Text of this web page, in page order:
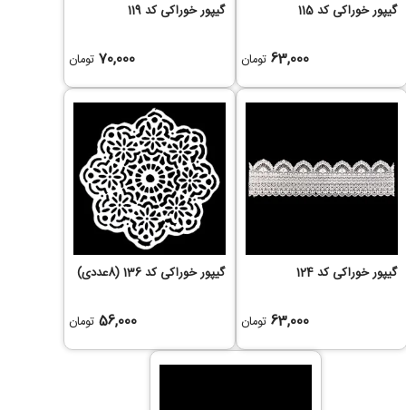
گیپور خوراکی کد 115
63,000 تومان
گیپور خوراکی کد 119
70,000 تومان
گیپور خوراکی کد 124
63,000 تومان
گیپور خوراکی کد 136 (8عددی)
56,000 تومان